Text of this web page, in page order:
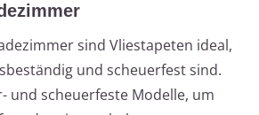
sind Vliestapeten ideal,
und scheuerfest sind.
und scheuerfeste Modelle, um